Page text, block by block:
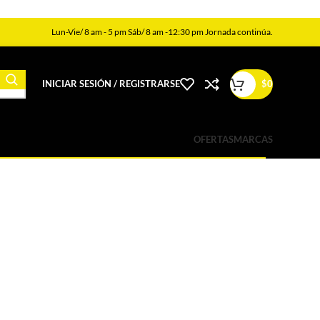
Lun-Vie/ 8 am - 5 pm Sáb/ 8 am -12:30 pm Jornada continúa.
INICIAR SESIÓN / REGISTRARSE $0
OFERTASMARCAS